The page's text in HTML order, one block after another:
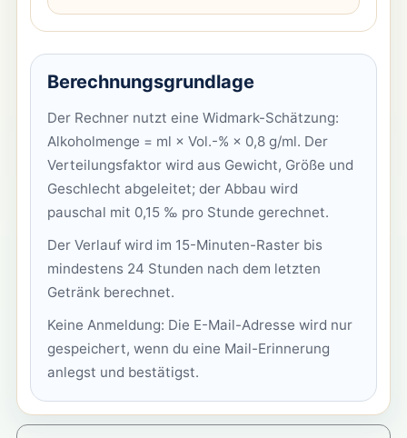
Berechnungsgrundlage
Der Rechner nutzt eine Widmark-Schätzung:
Alkoholmenge = ml × Vol.-% × 0,8 g/ml. Der
Verteilungsfaktor wird aus Gewicht, Größe und
Geschlecht abgeleitet; der Abbau wird
pauschal mit 0,15 ‰ pro Stunde gerechnet.
Der Verlauf wird im 15-Minuten-Raster bis
mindestens 24 Stunden nach dem letzten
Getränk berechnet.
Keine Anmeldung: Die E-Mail-Adresse wird nur
gespeichert, wenn du eine Mail-Erinnerung
anlegst und bestätigst.